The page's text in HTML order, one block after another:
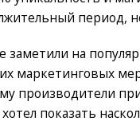
период,
заметили на
маркетинговых
производители
показать